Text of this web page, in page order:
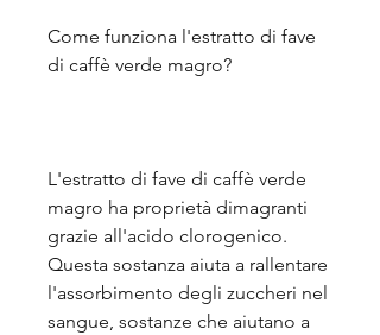
Come funziona l'estratto di fave
di caffè verde magro?
L'estratto di fave di caffè verde
magro ha proprietà dimagranti
grazie all'acido clorogenico.
Questa sostanza aiuta a rallentare
l'assorbimento degli zuccheri nel
sangue, sostanze che aiutano a